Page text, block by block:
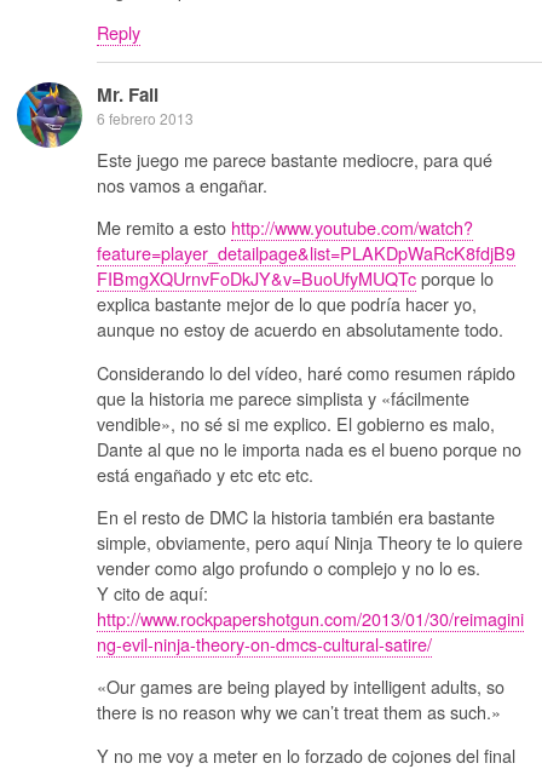
Reply
Mr. Fail
6 febrero 2013
Este juego me parece bastante mediocre, para qué
nos vamos a engañar.
Me remito a esto http://www.youtube.com/watch?
feature=player_detailpage&list=PLAKDpWaRcK8fdjB9
FIBmgXQUrnvFoDkJY&v=BuoUfyMUQTcporque lo
explica bastante mejor de lo que podría hacer yo,
aunque no estoy de acuerdo en absolutamente todo.
Considerando lo del vídeo, haré como resumen rápido
que la historia me parece simplista y «fácilmente
vendible», no sé si me explico. El gobierno es malo,
Dante al que no le importa nada es el bueno porque no
está engañado y etc etc etc.
En el resto de DMC la historia también era bastante
simple, obviamente, pero aquí Ninja Theory te lo quiere
vender como algo profundo o complejo y no lo es.
Y cito de aquí:
http://www.rockpapershotgun.com/2013/01/30/reimagini
ng-evil-ninja-theory-on-dmcs-cultural-satire/
«Our games are being played by intelligent adults, so
there is no reason why we can’t treat them as such.»
Y no me voy a meter en lo forzado de cojones del final